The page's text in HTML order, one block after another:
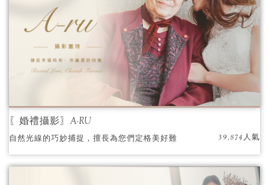
〖婚禮攝影〗A-RU
自然光線的巧妙捕捉，擅長為您們定格美好難
忘的畫面，收藏一輩子美好的回憶！
39,874人氣